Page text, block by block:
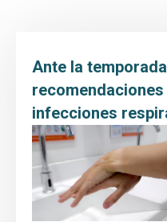
Prensa
Educación al paciente
Ante la
infecciones